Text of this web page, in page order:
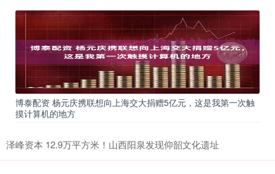
博泰配资 杨元庆携联想向上海交大捐赠5亿元，这是我第一次触
摸计算机的地方
泽峰资本 12.9万平方米！山西阳泉发现仰韶文化遗址